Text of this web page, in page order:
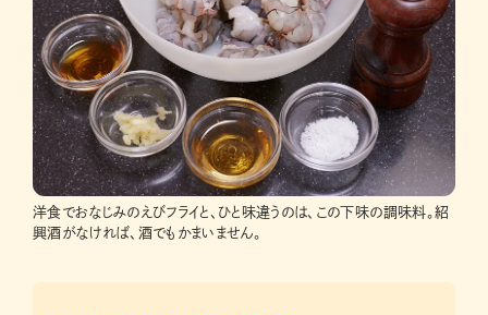
洋食でおなじみのえびフライと、ひと味違うのは、この下味の調味料。紹
興酒がなければ、酒でもかまいません。